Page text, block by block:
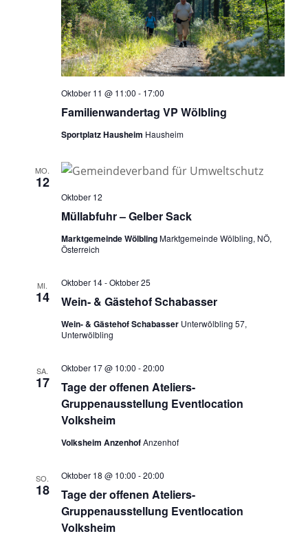
Familienwandertag VP Wölbling
Oktober 11 @ 11:00 - 17:00
Sportplatz Hausheim Hausheim
MO.
12
Müllabfuhr – Gelber Sack
Oktober 12
Marktgemeinde WölblingMarktgemeinde Wölbling, NÖ,
Österreich
MI.
14 Wein- & Gästehof Schabasser
Oktober 14-Oktober 25
Wein- & Gästehof Schabasser Unterwölbling 57,
Unterwölbling
SA.
17
Tage der offenen Ateliers-
Gruppenausstellung Eventlocation
Volksheim
Oktober 17 @ 10:00 -20:00
Volksheim AnzenhofAnzenhof
SO.
18
Tage der offenen Ateliers-
Gruppenausstellung Eventlocation
Volksheim
Oktober 18 @ 10:00 -20:00